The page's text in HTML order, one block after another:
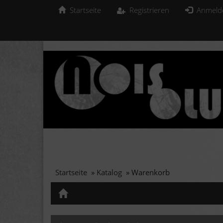
Startseite Registrieren
Startseite » Katalog » Warenkorb